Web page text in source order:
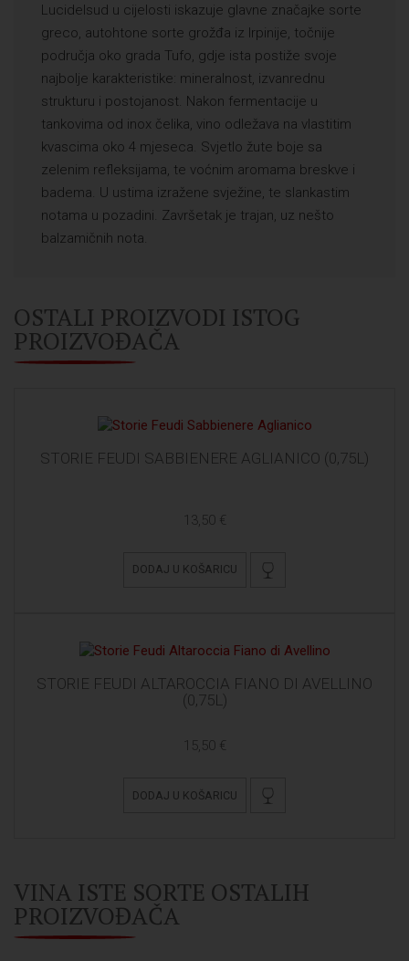
Lucidelsud u cijelosti iskazuje glavne značajke sorte
greco, autohtone sorte grožđa iz Irpinije, točnije
područja oko grada Tufo, gdje ista postiže svoje
najbolje karakteristike: mineralnost, izvanrednu
strukturu i postojanost. Nakon fermentacije u
tankovima od inox čelika, vino odležava na vlastitim
kvascima oko 4 mjeseca. Svjetlo žute boje sa
zelenim refleksijama, te voćnim aromama breskve i
badema. U ustima izražene svježine, te slankastim
notama u pozadini. Završetak je trajan, uz nešto
balzamičnih nota.
OSTALI PROIZVODI ISTOG
PROIZVOĐAČA
STORIE FEUDI SABBIENERE AGLIANICO (0,75L)
13,50 €
DODAJ U KOŠARICU
STORIE FEUDI ALTAROCCIA FIANO DI AVELLINO
(0,75L)
15,50 €
DODAJ U KOŠARICU
VINA ISTE SORTE OSTALIH
PROIZVOĐAČA